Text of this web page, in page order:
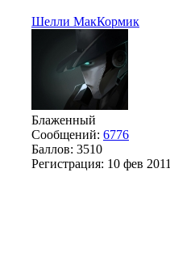
Шелли МакКормик
Блаженный
Сообщений: 6776
Баллов: 3510
Регистрация: 10 фев 2011